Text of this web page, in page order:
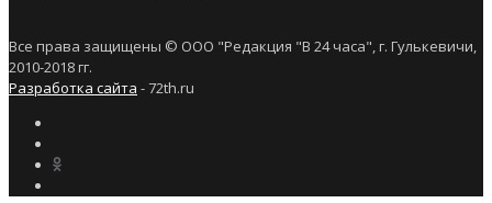
Все права защищены © ООО "Редакция "В 24 часа", г. Гулькевичи,
2010-2018 гг.
Разработка сайта - 72th.ru